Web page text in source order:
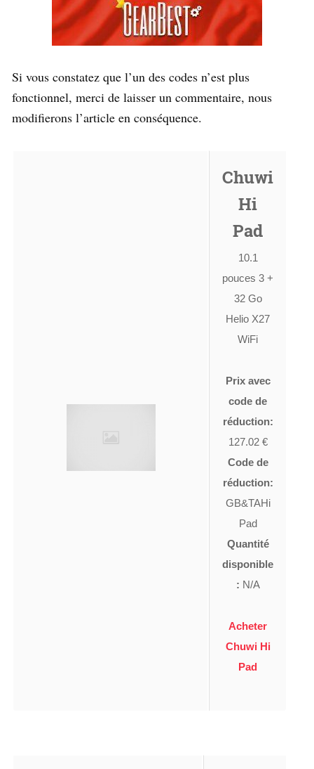
Si vous constatez que l’un des codes n’est plus
fonctionnel, merci de laisser un commentaire, nous
modifierons l’article en conséquence.
Chuwi
Hi
Pad
10.1
pouces 3 +
32 Go
Helio X27
WiFi
Prix avec
code de
réduction:
127.02 €
Code de
réduction:
GB&TAHi
Pad
Quantité
disponible
: N/A
Acheter
Chuwi Hi
Pad